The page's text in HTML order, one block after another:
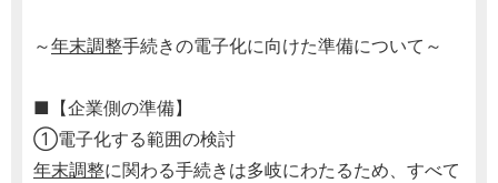
～年末調整手続きの電子化に向けた準備について～
■【企業側の準備】
①電子化する範囲の検討
年末調整に関わる手続きは多岐にわたるため、すべて